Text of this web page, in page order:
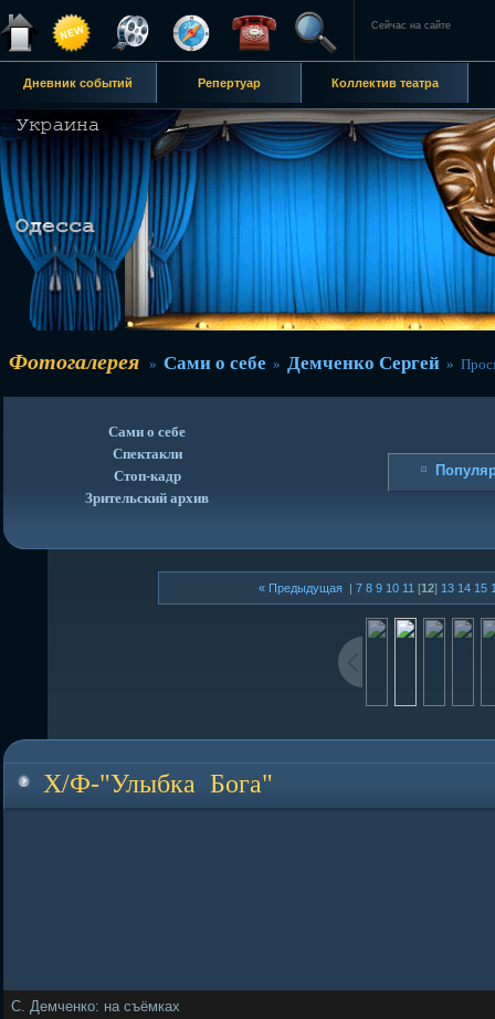
Сейчас на сайте
Дневник событий Репертуар Коллектив театра
Фотогалерея » Сами о себе » Демченко Сергей »
Сами о себе
Спектакли
Стоп-кадр
Зрительский архив
« Предыдущая| 7 8 9 10 11 [12] 13 14 15
Х/Ф-"Улыбка Бога"
С. Демченко: на съёмках